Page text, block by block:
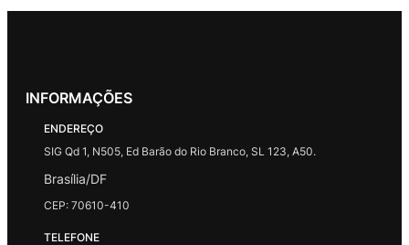
INFORMAÇÕES
ENDEREÇO
SIG Qd 1, N505, Ed Barão do Rio Branco, SL 123, A50.
Brasília/DF
CEP: 70610-410
TELEFONE